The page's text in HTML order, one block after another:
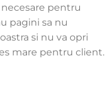
pentru
pagini sa nu
si nu va opri
mare pentru client.